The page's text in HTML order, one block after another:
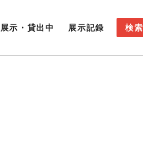
展示・貸出中 展示記録 検索